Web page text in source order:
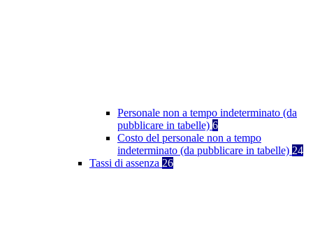
Personale non a tempo indeterminato (da
pubblicare in tabelle) 6
Costo del personale non a tempo
indeterminato (da pubblicare in tabelle) 24
Tassi di assenza 26